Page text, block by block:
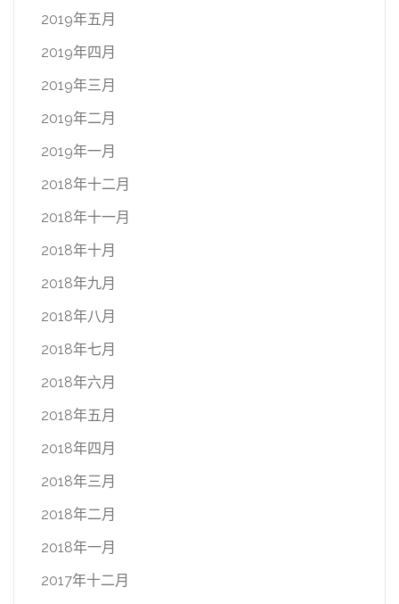
2019年五月
2019年四月
2019年三月
2019年二月
2019年一月
2018年十二月
2018年十一月
2018年十月
2018年九月
2018年八月
2018年七月
2018年六月
2018年五月
2018年四月
2018年三月
2018年二月
2018年一月
2017年十二月